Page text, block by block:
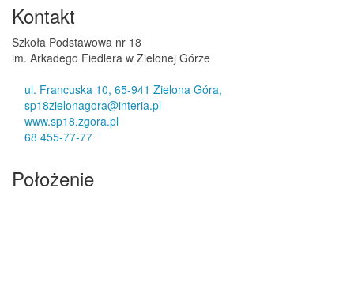
Kontakt
Szkoła Podstawowa nr 18
im. Arkadego Fiedlera w Zielonej Górze
ul. Francuska 10, 65-941 Zielona Góra,
sp18zielonagora@interia.pl
www.sp18.zgora.pl
68 455-77-77
Położenie